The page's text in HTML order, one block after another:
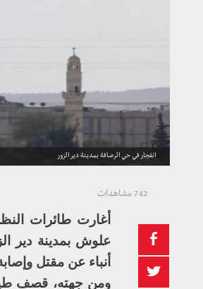
انفجار في حي الرصافة بمدينة دير الزور
742 مشاهدات
أغارت طائرات
علوش بمدينة دير
أنباء عن مقتل
ومن جهته، قصف